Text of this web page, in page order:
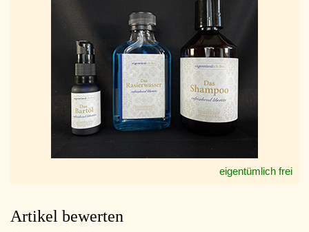
eigentümlich frei
Artikel bewerten